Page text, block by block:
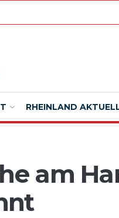
RHEINLAND
am